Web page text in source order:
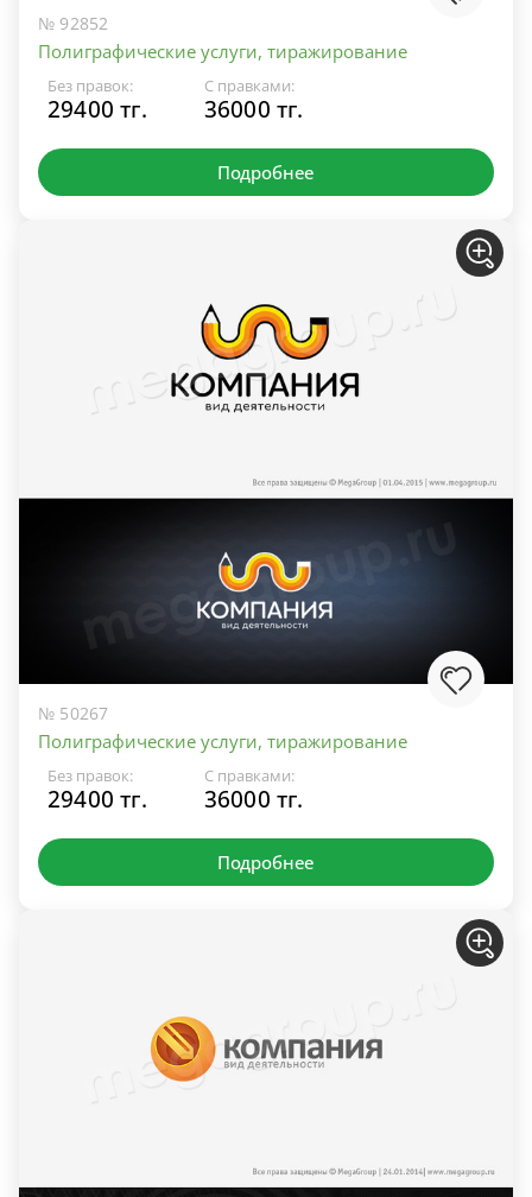
№ 92852
Полиграфические услуги, тиражирование
Без правок:
29400 тг.
С правками:
36000 тг.
Подробнее
№ 50267
Полиграфические услуги, тиражирование
Без правок:
29400 тг.
С правками:
36000 тг.
Подробнее